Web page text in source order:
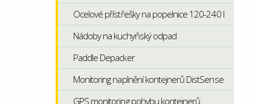
Ocelové přístřešky na popelnice 120-240 l
Nádoby na kuchyňský odpad
Paddle Depacker
Monitoring naplnění kontejnerů DistSense
GPS monitoring pohybu kontejnerů